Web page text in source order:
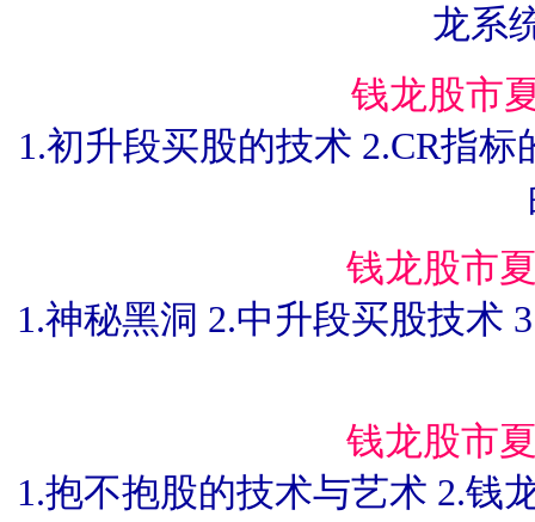
龙系
钱龙股市
1.初升段买股的技术 2.CR指
钱龙股市
1.神秘黑洞 2.中升段买股技术
钱龙股市
1.抱不抱股的技术与艺术 2.钱